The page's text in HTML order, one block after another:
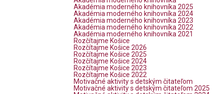
Akadémia moderného knihovníka 2025
Akadémia moderného knihovníka 2024
Akadémia moderného knihovníka 2023
Akadémia moderného knihovníka 2022
Akadémia moderného knihovníka 2021
Rozčítajme Košice
Rozčítajme Košice 2026
Rozčítajme Košice 2025
Rozčítajme Košice 2024
Rozčítajme Košice 2023
Rozčítajme Košice 2022
Motivačné aktivity s detským čitateľom
Motivačné aktivity s detským čitateľom 2025